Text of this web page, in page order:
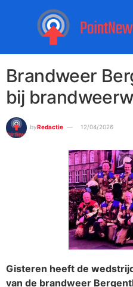
Brandweer
bij
byRedactie 12/04/2026
Gisteren heeft de
van de brandweer